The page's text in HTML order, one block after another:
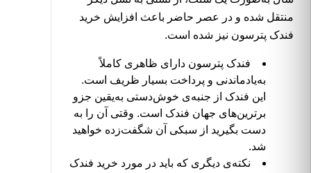
منتقل شده و در عصر حاضر باعث افزایش خرید
فندک پترسون نیز شده است.
فندک پترسون دارای ظاهری کاملاً
به‌یادماندنی و پرداخت بسیار ظریف است.
این فندک از جنبه‌ی خوش‌دستی به‌یقین جزو
برترین‌های جهان فندک است. وقتی آن را به
دست بگیرید از سبکی آن شگفت‌زده خواهید
شد.
نکته‌ی دیگری که باید در مورد خرید فندک